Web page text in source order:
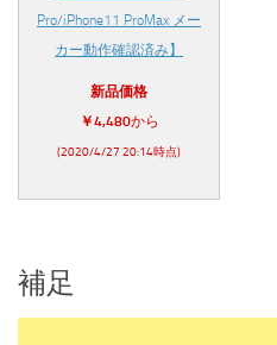
Pro/iPhone11 ProMax メー
カー動作確認済み】
新品価格
￥4,480から
(2020/4/27 20:14時点)
補足